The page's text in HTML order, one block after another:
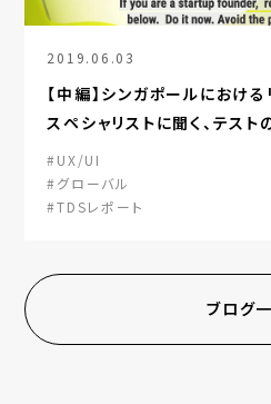
2019.06.03
【中編】シンガポールにおけ
スペシャリストに聞く、テス
#UX/UI
#グローバル
#TDSレポート
ブログ